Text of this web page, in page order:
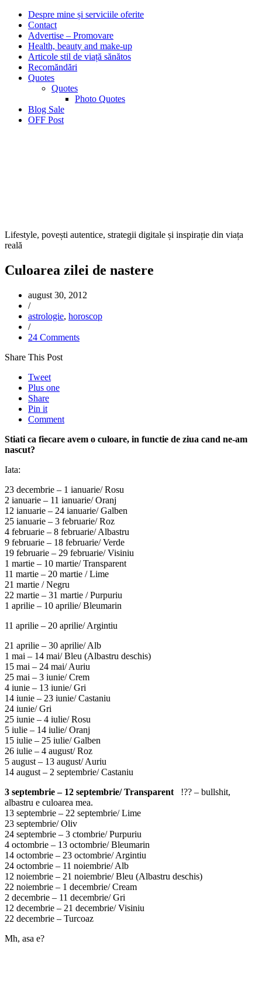
Despre mine și serviciile oferite
Contact
Advertise – Promovare
Health, beauty and make-up
Articole stil de viață sănătos
Recomăndări
Quotes
Quotes
Photo Quotes
Blog Sale
OFF Post
Lifestyle, povești autentice, strategii digitale și inspirație din viața
reală
Culoarea zilei de nastere
august 30, 2012
/
astrologie, horoscop
/
24 Comments
Share This Post
Tweet
Plus one
Share
Pin it
Comment
Stiati ca fiecare avem o culoare, in functie de ziua cand ne-am
nascut?
Iata:
23 decembrie – 1 ianuarie/ Rosu
2 ianuarie – 11 ianuarie/ Oranj
12 ianuarie – 24 ianuarie/ Galben
25 ianuarie – 3 februarie/ Roz
4 februarie – 8 februarie/ Albastru
9 februarie – 18 februarie/ Verde
19 februarie – 29 februarie/ Visiniu
1 martie – 10 martie/ Transparent
11 martie – 20 martie / Lime
21 martie / Negru
22 martie – 31 martie / Purpuriu
1 aprilie – 10 aprilie/ Bleumarin
11 aprilie – 20 aprilie/ Argintiu
21 aprilie – 30 aprilie/ Alb
1 mai – 14 mai/ Bleu (Albastru deschis)
15 mai – 24 mai/ Auriu
25 mai – 3 iunie/ Crem
4 iunie – 13 iunie/ Gri
14 iunie – 23 iunie/ Castaniu
24 iunie/ Gri
25 iunie – 4 iulie/ Rosu
5 iulie – 14 iulie/ Oranj
15 iulie – 25 iulie/ Galben
26 iulie – 4 august/ Roz
5 august – 13 august/ Auriu
14 august – 2 septembrie/ Castaniu
3 septembrie – 12 septembrie/ Transparent
!?? – bullshit,
albastru e culoarea mea.
13 septembrie – 22 septembrie/ Lime
23 septembrie/ Oliv
24 septembrie – 3 ctombrie/ Purpuriu
4 octombrie – 13 octombrie/ Bleumarin
14 octombrie – 23 octombrie/ Argintiu
24 octombrie – 11 noiembrie/ Alb
12 noiembrie – 21 noiembrie/ Bleu (Albastru deschis)
22 noiembrie – 1 decembrie/ Cream
2 decembrie – 11 decembrie/ Gri
12 decembrie – 21 decembrie/ Visiniu
22 decembrie – Turcoaz
Mh, asa e?